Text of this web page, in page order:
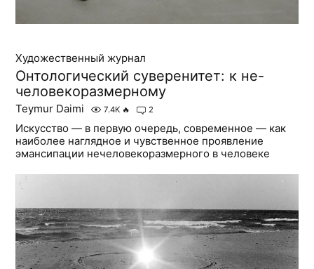
Художественный журнал
Онтологический суверенитет: к не-
человекоразмерному
Teymur Daimi 7.4K 🔥 2
Искусство — в первую очередь, современное — как
наиболее наглядное и чувственное проявление
эмансипации нечеловекоразмерного в человеке